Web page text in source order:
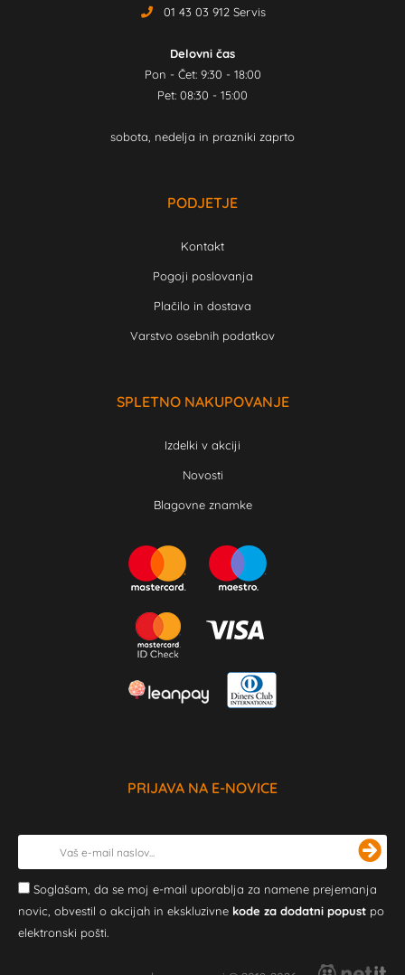
01 43 03 912 Servis
Delovni čas
Pon - Čet: 9:30 - 18:00
Pet: 08:30 - 15:00
sobota, nedelja in prazniki zaprto
PODJETJE
Kontakt
Pogoji poslovanja
Plačilo in dostava
Varstvo osebnih podatkov
SPLETNO NAKUPOVANJE
Izdelki v akciji
Novosti
Blagovne znamke
PRIJAVA NA E-NOVICE
Soglašam, da se moj e-mail uporablja za namene prejemanja
novic, obvestil o akcijah in ekskluzivne kode za dodatni popust po
elektronski pošti.